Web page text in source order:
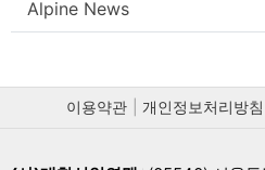
Alpine News
이용약관 개인정보처리방침